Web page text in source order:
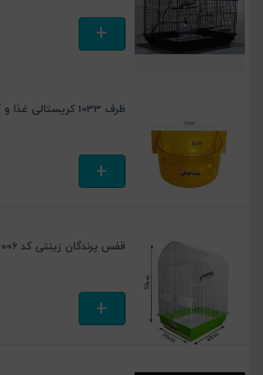
+
ظرف 1033 کریستالی غذا و آب پرندگان و طوطی سانان
+
قفس پرندگان زینتی کد 4006
+